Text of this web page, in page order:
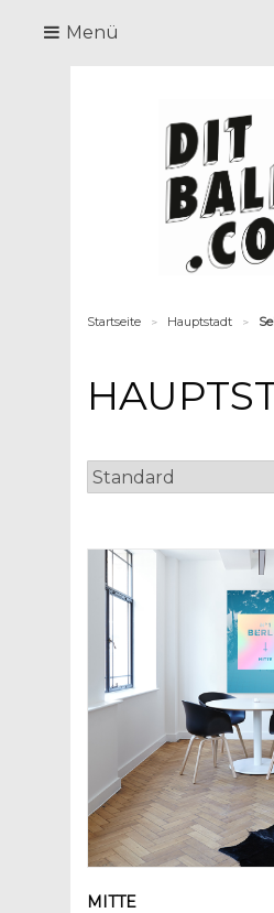
Menü
Startseite > Hauptstadt >
MITTE